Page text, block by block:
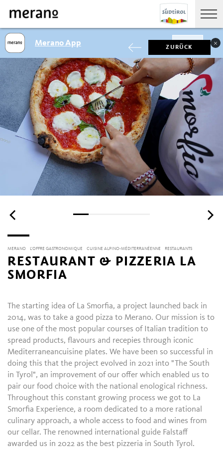
ZURÜCK
MERANO L’OFFRE GASTRONOMIQUE CUISINE ALPINO-MÉDITERRANÉENNE RESTAURANTS
RESTAURANT & PIZZERIA LA
SMORFIA
The starting idea of La Smorfia, a project launched back in
2014, was to take a good pizza to Merano. Our mission is to
use one of the most popular courses of Italian tradition to
spread products, flavours and recepies through iconic
Mediterraneancuisine plates. We have been so successful in
doing this that the project evolved in 2021 into "The South
in Tyrol", an improvement of our offer which enabled us to
pair our food choice with the national enological richness.
Throughout this constant growing process we got to La
Smorfia Experience, a room dedicated to a more rational
culinary approach, a whole access to food and wines from
our cellar. The renowned international guide Falstaff
awarded us in 2022 as the best pizzeria in South Tyrol.
Merano App SHOW